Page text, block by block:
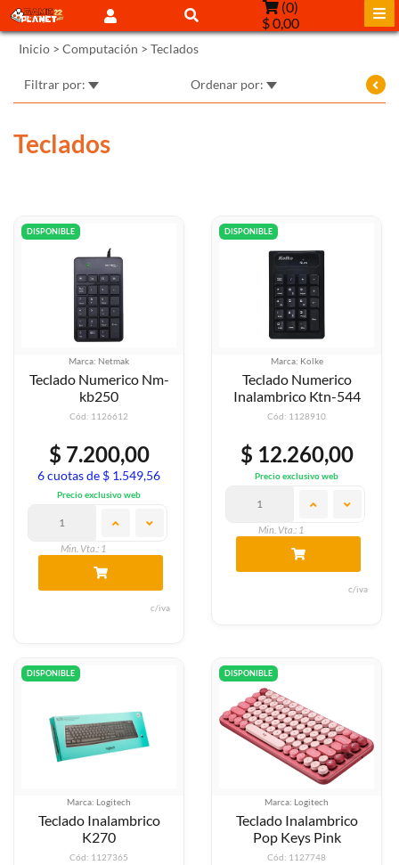
(0)
$ 0,00
Inicio > Computación > Teclados
Filtrar por: Ordenar por:
Teclados
DISPONIBLE
Marca: Netmak
Teclado Numerico Nm-
kb250
Cód: 1126612
$ 7.200,00
6 cuotas de $ 1.549,56
Precio exclusivo web
Min. Vta.: 1
c/iva
DISPONIBLE
Marca: Kolke
Teclado Numerico
Inalambrico Ktn-544
Cód: 1128910
$ 12.260,00
Precio exclusivo web
Min. Vta.: 1
c/iva
DISPONIBLE
Marca: Logitech
Teclado Inalambrico
K270
Cód: 1127365
DISPONIBLE
Marca: Logitech
Teclado Inalambrico
Pop Keys Pink
Cód: 1127748